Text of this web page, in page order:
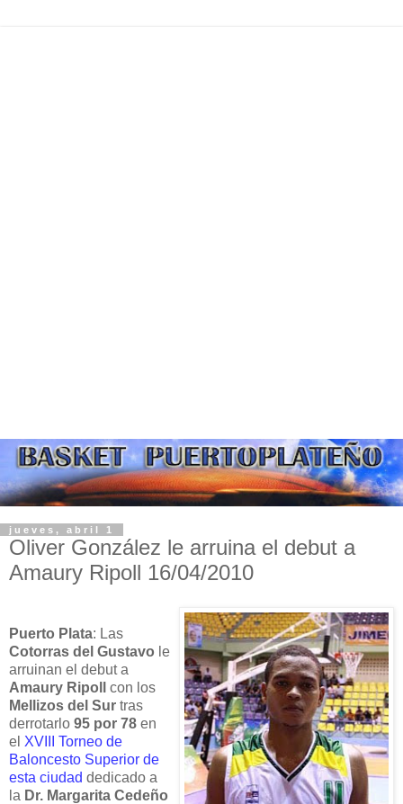
jueves, abril 1
Oliver González le arruina el debut a
Amaury Ripoll 16/04/2010
Puerto Plata: Las
Cotorras del Gustavo le
arruinan el debut a
Amaury Ripoll
con los
Mellizos del Sur tras
derrotarlo 95 por 78 en
el XVIII Torneo de
Baloncesto Superior de
esta ciudad dedicado a
la Dr. Margarita Cedeño